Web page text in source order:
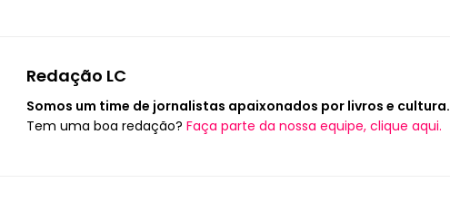
Redação LC
Somos um time de jornalistas apaixonados por livros e cultura.
Tem uma boa redação? Faça parte da nossa equipe, clique aqui.